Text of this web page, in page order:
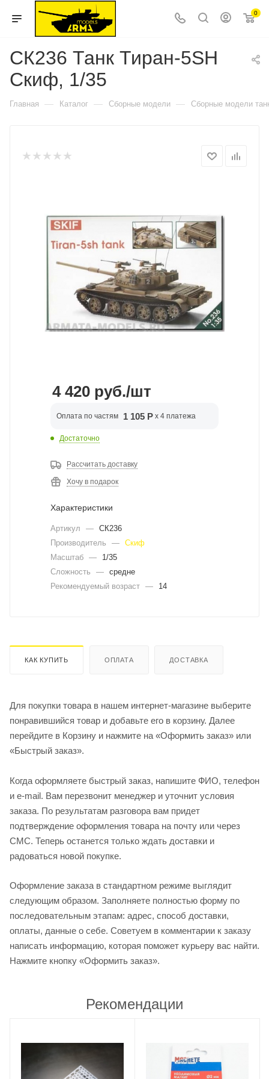
0
СК236 Танк Тиран-5SH
Скиф, 1/35
Главная — Каталог — Сборные модели — Сборные модели
4 420 руб./шт
Оплата по частям 1 105 Р x 4 платежа
Достаточно
Рассчитать доставку
Хочу в подарок
Характеристики
Артикул — СК236
Производитель
— Скиф
Масштаб —
1/35
Сложность
— средне
Рекомендуемый возраст — 14
КАК КУПИТЬ ОПЛАТА ДОСТАВКА
Для покупки товара в нашем интернет-магазине выберите
понравившийся товар и добавьте его в корзину. Далее
перейдите в Корзину и нажмите на «Оформить заказ» или
«Быстрый заказ».
Когда оформляете быстрый заказ, напишите ФИО, телефон
и e-mail. Вам перезвонит менеджер и уточнит условия
заказа. По результатам разговора вам придет
подтверждение оформления товара на почту или через
СМС. Теперь останется только ждать доставки и
радоваться новой покупке.
Оформление заказа в стандартном режиме выглядит
следующим образом. Заполняете полностью форму по
последовательным этапам: адрес, способ доставки,
оплаты, данные о себе. Советуем в комментарии к заказу
написать информацию, которая поможет курьеру вас найти.
Нажмите кнопку «Оформить заказ».
Рекомендации